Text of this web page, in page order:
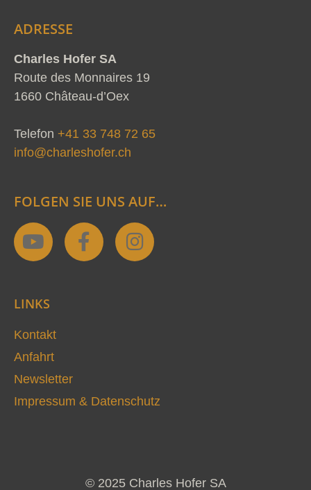
ADRESSE
Charles Hofer SA
Route des Monnaires 19
1660 Château-d’Oex
Telefon +41 33 748 72 65
info@charleshofer.ch
FOLGEN SIE UNS AUF…
Y
o
u
b
e
F
a
f
I
n
LINKS
Kontakt
Anfahrt
Newsletter
Impressum & Datenschutz
© 2025 Charles Hofer SA